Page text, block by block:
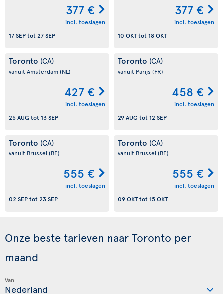
377 €
incl. toeslagen
17 SEPtot 27 SEP
377 €
incl. toeslagen
10 OKTtot 18 OKT
Toronto (CA)
vanuit Amsterdam(NL)
427 €
incl. toeslagen
25 AUG tot 13 SEP
Toronto (CA)
vanuit Parijs (FR)
458 €
incl. toeslagen
29 AUG tot 12 SEP
Toronto (CA)
vanuit Brussel (BE)
555 €
incl. toeslagen
02 SEPtot 23 SEP
Toronto (CA)
vanuit Brussel (BE)
555 €
incl. toeslagen
09 OKTtot 15 OKT
Onze beste tarieven naar Toronto per
maand
Van